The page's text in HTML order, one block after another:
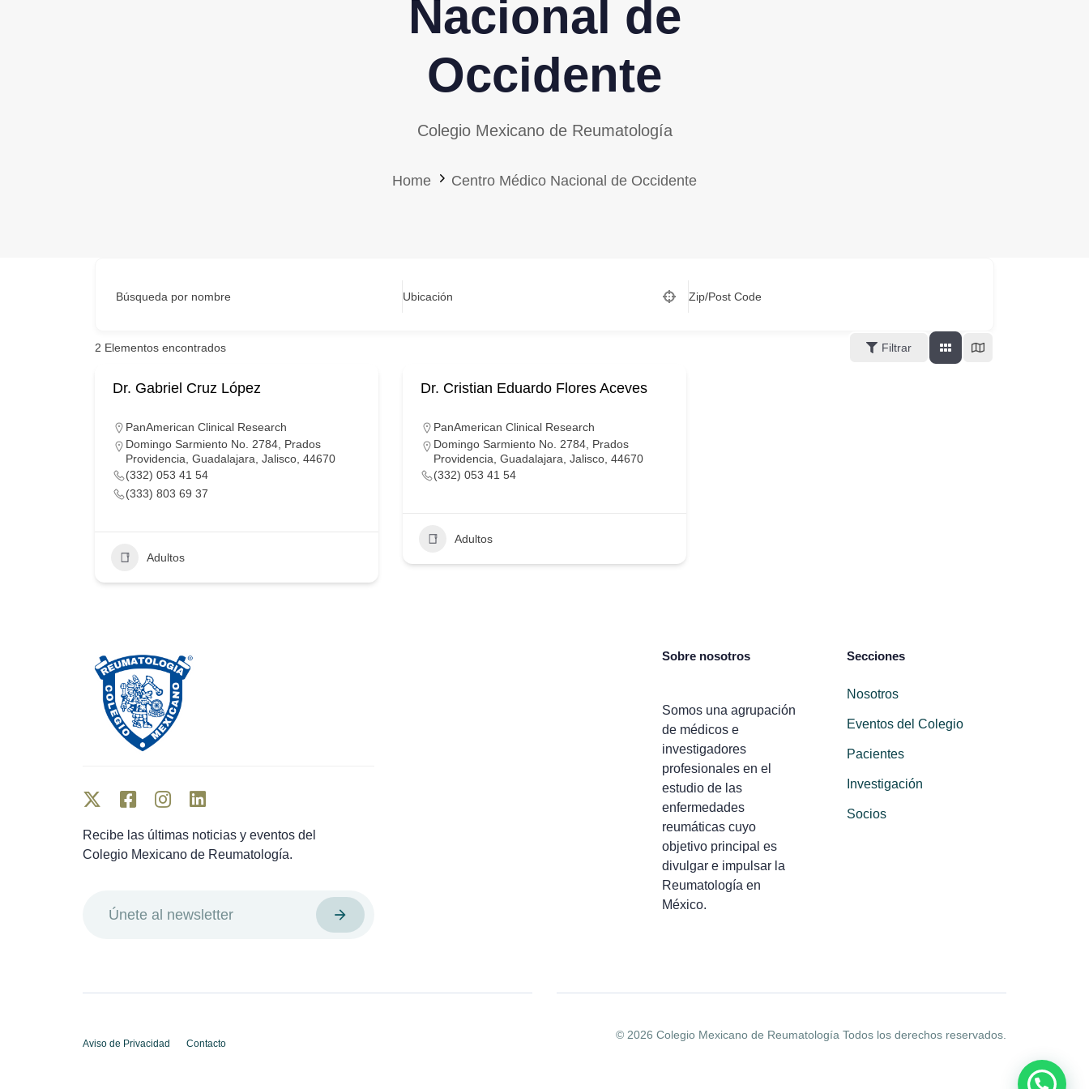
Nacional de
Occidente
Colegio Mexicano de Reumatología
Home Centro Médico Nacional de Occidente
Búsqueda por nombre Ubicación Zip/Post Code
2 Elementos encontrados Filtrar
Dr. Gabriel Cruz López
PanAmerican Clinical Research
Domingo Sarmiento No. 2784, Prados
Providencia, Guadalajara, Jalisco, 44670
(332) 053 41 54
(333) 803 69 37
Adultos
Dr. Cristian Eduardo Flores Aceves
PanAmerican Clinical Research
Domingo Sarmiento No. 2784, Prados
Providencia, Guadalajara, Jalisco, 44670
(332) 053 41 54
Adultos
Recibe las últimas noticias y eventos del
Colegio Mexicano de Reumatología.
Sobre nosotros
Somos una agrupación
de médicos e
investigadores
profesionales en el
estudio de las
enfermedades
reumáticas cuyo
objetivo principal es
divulgar e impulsar la
Reumatología en
México.
Secciones
Nosotros
Eventos del Colegio
Pacientes
Investigación
Socios
Aviso de Privacidad Contacto
© 2026 Colegio Mexicano de Reumatología Todos los derechos reservados.